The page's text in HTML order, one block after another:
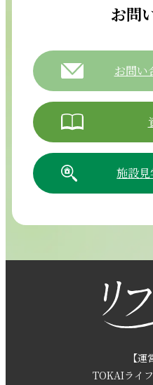
054-
【電話受付時間】
お
お問
お問い
施設
【運
TOKAIライ